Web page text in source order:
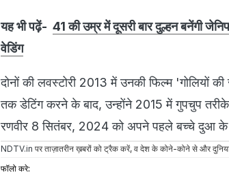
यह भी पढ़ें- 41 की उम्र में दूसरी बार दुल्हन बनेंगी
वेडिंग
दोनों की लवस्टोरी 2013 में उनकी फिल्म 'गोलियों
तक डेटिंग करने के बाद, उन्होंने 2015 में गुपचुप
रणवीर 8 सितंबर, 2024 को अपने पहले बच्चे दुआ के
NDTV.in पर ताज़ातरीन ख़बरों को ट्रैक करें, व देश के कोने-कोने से और
फॉलो करे: